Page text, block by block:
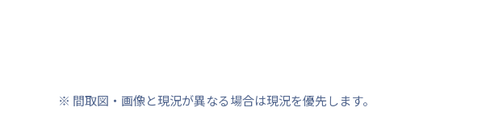
※ 間取図・画像と現況が異なる場合は現況を優先します。